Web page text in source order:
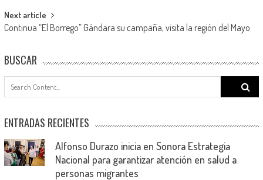
Next article
Continua “El Borrego” Gándara su campaña, visita la región del Mayo
BUSCAR
Search
ENTRADAS RECIENTES
Alfonso Durazo inicia en Sonora Estrategia
Nacional para garantizar atención en salud a
personas migrantes